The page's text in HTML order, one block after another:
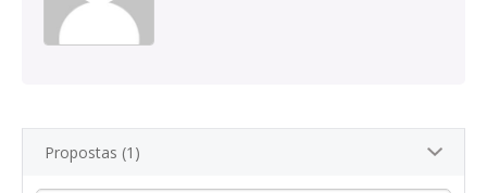
Propostas (1)